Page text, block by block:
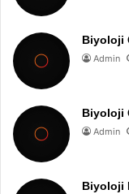
Biyoloji
Admin
Biyoloji
Admin
Biyoloji